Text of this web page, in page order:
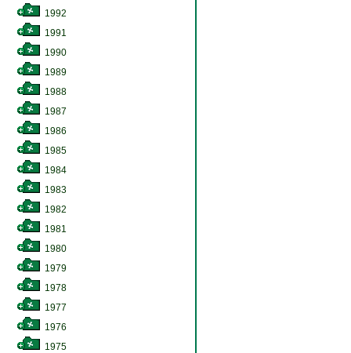
1992
1991
1990
1989
1988
1987
1986
1985
1984
1983
1982
1981
1980
1979
1978
1977
1976
1975